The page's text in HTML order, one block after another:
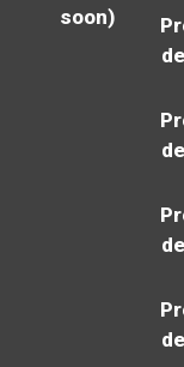
soon)